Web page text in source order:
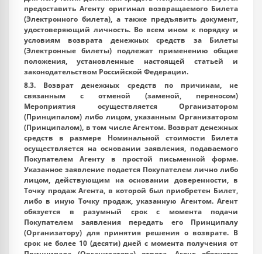
предоставить Агенту оригинал возвращаемого Билета
(Электронного билета), а также предъявить документ,
удостоверяющий личность. Во всем ином к порядку и
условиям возврата денежных средств за Билеты
(Электронные билеты) подлежат применению общие
положения, установленные настоящей статьей и
законодательством Российской Федерации.
8.3. Возврат денежных средств по причинам, не
связанным с отменой (заменой, переносом)
Мероприятия осуществляется Организатором
(Принципалом) либо лицом, указанным Организатором
(Принципалом), в том числе Агентом. Возврат денежных
средств в размере Номинальной стоимости Билета
осуществляется на основании заявления, подаваемого
Покупателем Агенту в простой письменной форме.
Указанное заявление подается Покупателем лично либо
лицом, действующим на основании доверенности, в
Точку продаж Агента, в которой был приобретен Билет,
либо в иную Точку продаж, указанную Агентом. Агент
обязуется в разумный срок с момента подачи
Покупателем заявления передать его Принципалу
(Организатору) для принятия решения о возврате. В
срок не более 10 (десяти) дней с момента получения от